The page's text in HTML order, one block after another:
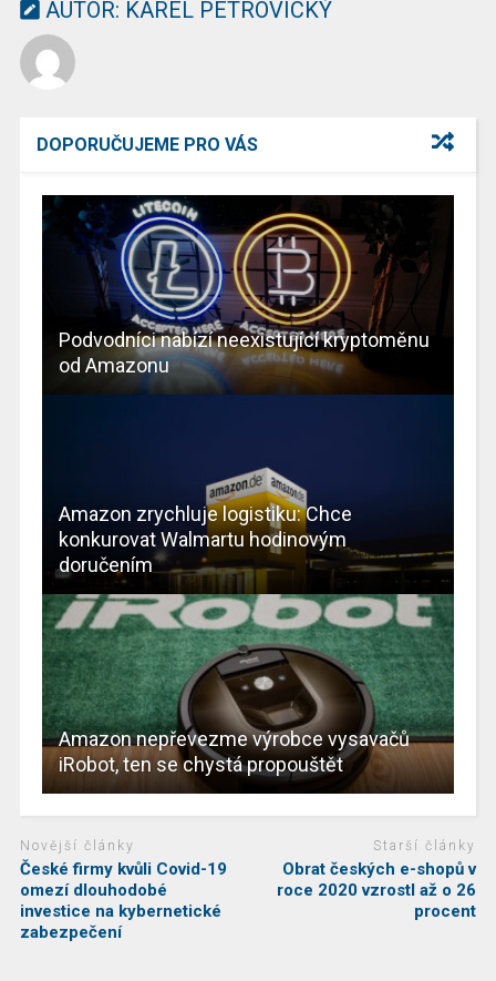
AUTOR: KAREL PETROVICKÝ
DOPORUČUJEME PRO VÁS
Podvodníci nabízí neexistující kryptoměnu
od Amazonu
Amazon zrychluje logistiku: Chce
konkurovat Walmartu hodinovým
doručením
Amazon nepřevezme výrobce vysavačů
iRobot, ten se chystá propouštět
Novější články
České firmy kvůli Covid-19
omezí dlouhodobé
investice na kybernetické
zabezpečení
Starší články
Obrat českých e-shopů v
roce 2020 vzrostl až o 26
procent